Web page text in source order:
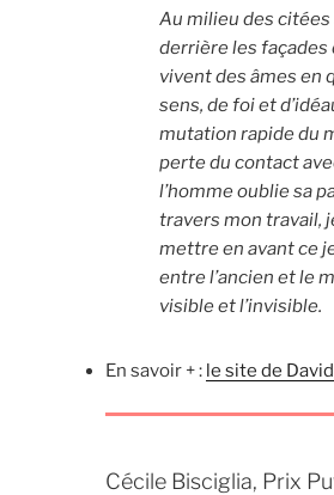
Au milieu des citées
derrière les façades
vivent des âmes en
sens, de foi et
mutation rapide du
perte du contact
l’homme oublie sa
travers mon travail,
mettre en avant ce
entre l’ancien et le
visible et l’invisible.
En savoir + : le site de
Cécile Bisciglia, Prix